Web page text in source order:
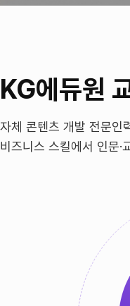
KG에듀원
자체 콘텐츠 개발 전문인
비즈니스 스킬에서 인문